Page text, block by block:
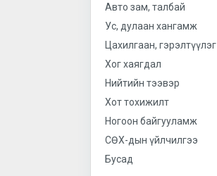
Авто зам, талбай
Ус, дулаан хангамж
Цахилгаан, гэрэлтүүлэг
Хог хаягдал
Нийтийн тээвэр
Хот тохижилт
Ногоон байгууламж
СӨХ-дын үйлчилгээ
Бусад